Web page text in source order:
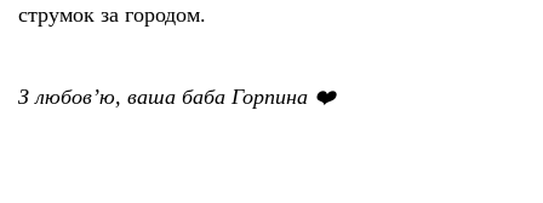
струмок за городом.
З любов’ю, ваша баба Горпина ❤️